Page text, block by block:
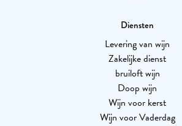
Diensten
Levering van wijn
Zakelijke dienst
bruiloft wijn
Doop wijn
Wijn voor kerst
Wijn voor Vaderdag